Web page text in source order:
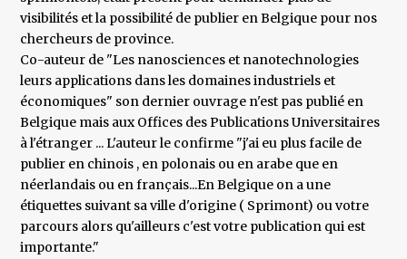
visibilités et la possibilité de publier en Belgique pour nos
chercheurs de province.
Co-auteur de "Les nanosciences et nanotechnologies
leurs applications dans les domaines industriels et
économiques" son dernier ouvrage n'est pas publié en
Belgique mais aux Offices des Publications Universitaires
à l'étranger ... L'auteur le confirme "j'ai eu plus facile de
publier en chinois , en polonais ou en arabe que en
néerlandais ou en français...En Belgique on a une
étiquettes suivant sa ville d'origine ( Sprimont) ou votre
parcours alors qu'ailleurs c'est votre publication qui est
importante."